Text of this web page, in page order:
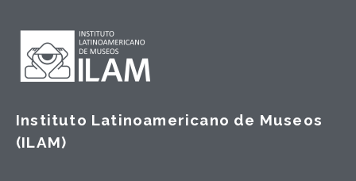
Instituto Latinoamericano de Museos
(ILAM)